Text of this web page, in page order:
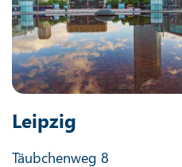
Leipzig
Täubchenweg 8